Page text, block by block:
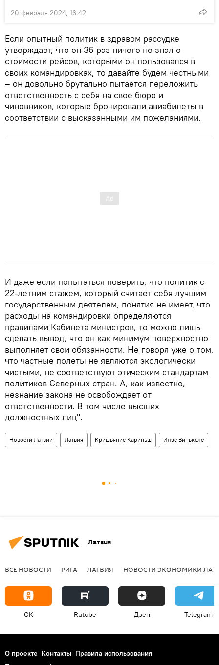
20 февраля 2024, 16:42
Если опытный политик в здравом рассудке
утверждает, что он 36 раз ничего не знал о
стоимости рейсов, которыми он пользовался в
своих командировках, то давайте будем честными
– он довольно брутально пытается переложить
ответственность с себя на свое бюро и
чиновников, которые бронировали авиабилеты в
соответствии с высказанными им пожеланиями.
И даже если попытаться поверить, что политик с
22-летним стажем, который считает себя лучшим
государственным деятелем, понятия не имеет, что
расходы на командировки определяются
правилами Кабинета министров, то можно лишь
сделать вывод, что он как минимум поверхностно
выполняет свои обязанности. Не говоря уже о том,
что частные полеты не являются экологически
чистыми, не соответствуют этическим стандартам
политиков Северных стран. А, как известно,
незнание закона не освобождает от
ответственности. В том числе высших
должностных лиц".
Новости Латвии Латвия Кришьянис Кариньш Илзе Винькеле
Латвия
ВСЕ НОВОСТИ РИГА ЛАТВИЯ НОВОСТИ ЭКОНОМИКИ
OK Rutube Дзен Telegram
О проекте Контакты Правила использования